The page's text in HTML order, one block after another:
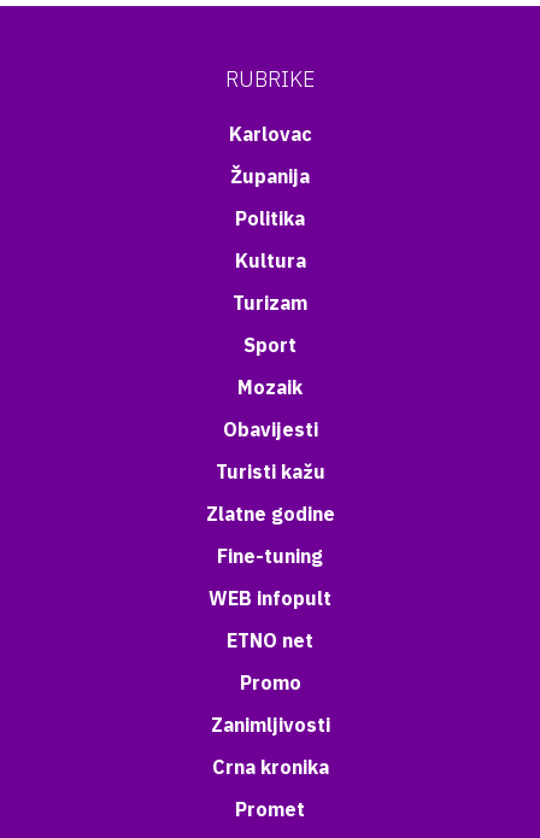
RUBRIKE
Karlovac
Županija
Politika
Kultura
Turizam
Sport
Mozaik
Obavijesti
Turisti kažu
Zlatne godine
Fine-tuning
WEB infopult
ETNO net
Promo
Zanimljivosti
Crna kronika
Promet